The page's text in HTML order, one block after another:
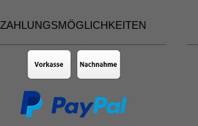
ZAHLUNGSMÖGLICHKEITEN